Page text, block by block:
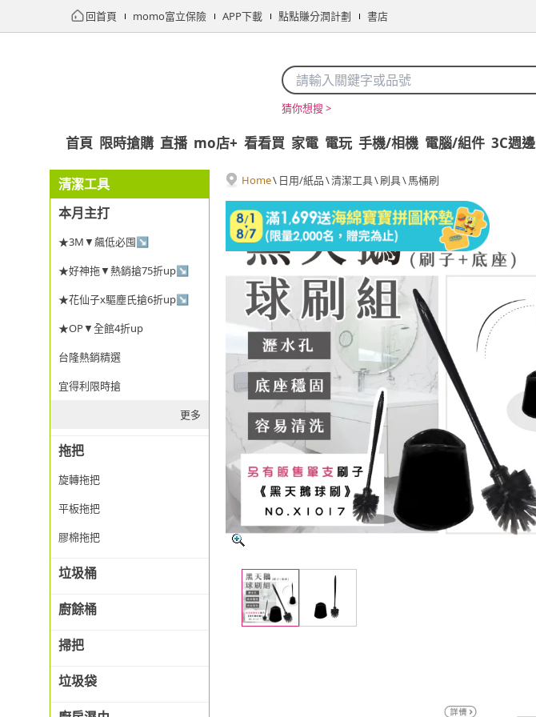
回首頁 momo富立保險 APP下載 點點賺分潤計劃 書店
猜你想搜 >
首頁 限時搶購 直播 mo店+ 看看買 家電 電玩 手機/相機 電腦/組件 3C週邊
清潔工具
本月主打
★3M▼飆低必囤↘
★好神拖▼熱銷搶75折up↘
★花仙子x驅塵氏搶6折up↘
★OP▼全館4折up
台隆熱銷精選
宜得利限時搶
更多
拖把
旋轉拖把
平板拖把
膠棉拖把
垃圾桶
廚餘桶
掃把
垃圾袋
Home\ 日用/紙品\清潔工具\刷具\馬桶刷